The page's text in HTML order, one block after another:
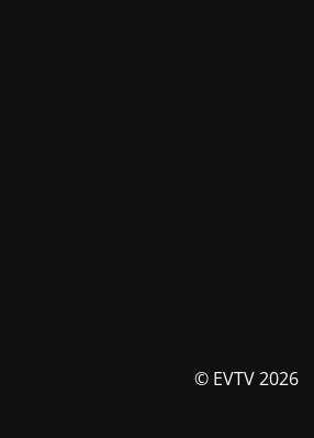
© EVTV 2026